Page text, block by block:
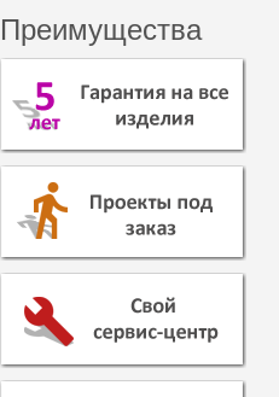
Преимущества